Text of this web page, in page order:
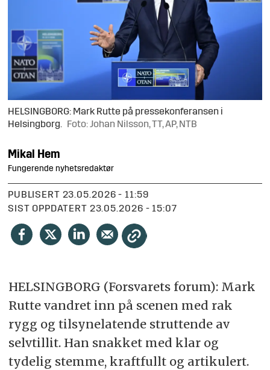
HELSINGBORG: Mark Rutte på pressekonferansen i
Helsingborg.
Foto: Johan Nilsson, TT, AP, NTB
Mikal Hem
Fungerende nyhetsredaktør
PUBLISERT
23.05.2026 - 11:59
SIST OPPDATERT
23.05.2026 - 15:07
HELSINGBORG (Forsvarets forum): Mark
Rutte vandret inn på scenen med rak
rygg og tilsynelatende struttende av
selvtillit. Han snakket med klar og
tydelig stemme, kraftfullt og artikulert.